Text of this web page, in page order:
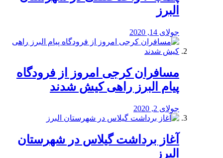
البرز
جولای 14, 2020
مسافران کرجی امروز از فرودگاه
پیام البرز راهی کیش شدند
جولای 2, 2020
آغاز برداشت گیلاس در شهرستان
البرز